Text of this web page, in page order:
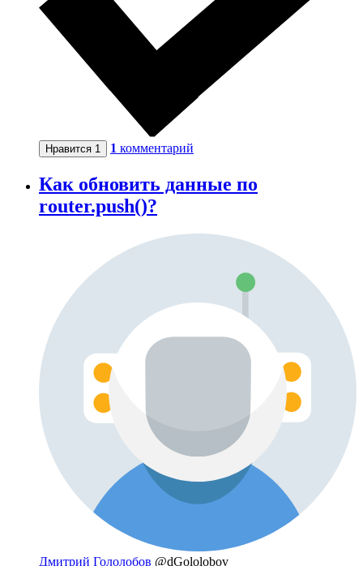
Нравится 1 1 комментарий
Как обновить данные по
router.push()?
Дмитрий Гололобов @dGololobov